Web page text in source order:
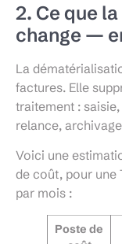
2. Ce que
change —
La
factures. Elle
traitement :
relance,
Voici une
de coût, pour une
par mois :
Poste de